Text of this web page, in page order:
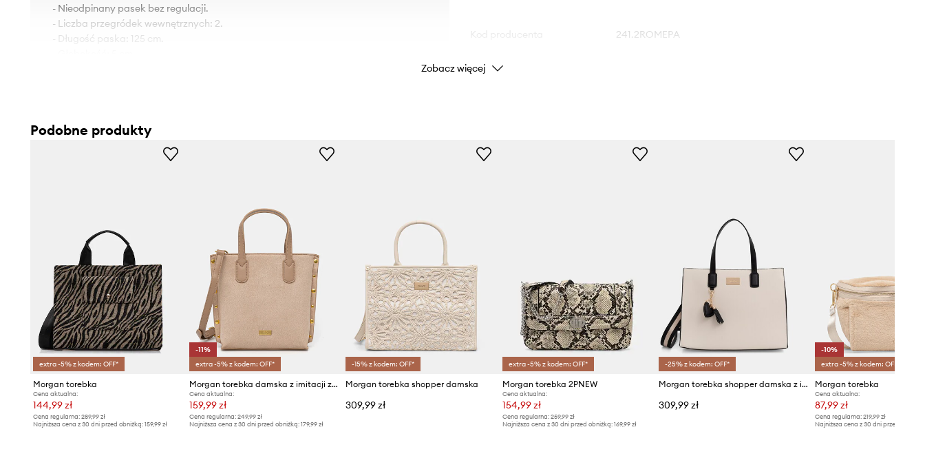
- Nieodpinany pasek bez regulacji.
- Liczba przegródek wewnętrznych: 2.
- Długość paska: 125 cm.
241.2ROMEPA
Kolor
Producent
Zobacz więcej
Podobne produkty
extra -5% z kodem: OFF*
Morgan torebka
Cena aktualna:
144,99 zł
Cena regularna: 289,99 zł
Najniższa cena z 30 dni przed obniżką: 159,99 zł
-11%
extra -5% z kodem: OFF*
Morgan torebka damska z imitacji zamszu
Cena aktualna:
159,99 zł
Cena regularna:249,99 zł
Najniższa cena z 30 dni przed obniżką:179,99 zł
-15% z kodem: OFF*
Morgan torebka shopper damska
309,99 zł
extra -5% z kodem: OFF*
Morgan torebka 2PNEW
Cena aktualna:
154,99 zł
Cena regularna: 259,99 zł
Najniższa cena z 30 dni przed obniżką: 169,99 zł
-25% z kodem: OFF*
Morgan torebka shopper damska z imitacji skóry
309,99 zł
-10%
extra -5% z kodem: OFF*
Morgan torebka
Cena aktualna:
87,99 zł
Cena regularna: 219,99 zł
Najniższa cena z 30 dni przed obniżką: